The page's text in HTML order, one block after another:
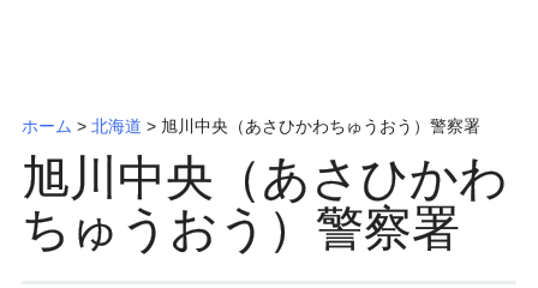
ホーム > 北海道 > 旭川中央（あさひかわちゅうおう）警察署
旭川中央（あさひかわ
ちゅうおう）警察署